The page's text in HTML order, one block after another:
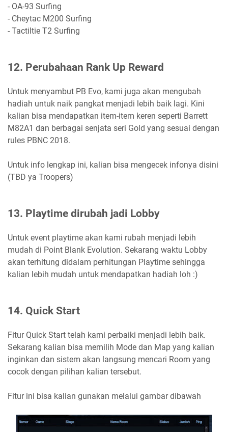
- OA-93 Surfing
- Cheytac M200 Surfing
- Tactiltie T2 Surfing
12. Perubahaan Rank Up Reward
Untuk menyambut PB Evo, kami juga akan mengubah
hadiah untuk naik pangkat menjadi lebih baik lagi. Kini
kalian bisa mendapatkan item-item keren seperti Barrett
M82A1 dan berbagai senjata seri Gold yang sesuai dengan
rules PBNC 2018.
Untuk info lengkap ini, kalian bisa mengecek infonya disini
(TBD ya Troopers)
13. Playtime dirubah jadi Lobby
Untuk event playtime akan kami rubah menjadi lebih
mudah di Point Blank Evolution. Sekarang waktu Lobby
akan terhitung didalam perhitungan Playtime sehingga
kalian lebih mudah untuk mendapatkan hadiah loh :)
14. Quick Start
Fitur Quick Start telah kami perbaiki menjadi lebih baik.
Sekarang kalian bisa memilih Mode dan Map yang kalian
inginkan dan sistem akan langsung mencari Room yang
cocok dengan pilihan kalian tersebut.
Fitur ini bisa kalian gunakan melalui gambar dibawah